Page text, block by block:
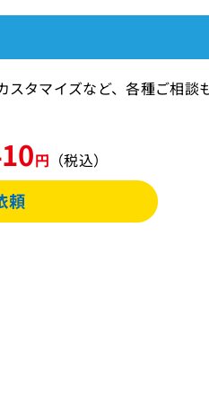
タマイズなど、各種ご相談
円 （税込）